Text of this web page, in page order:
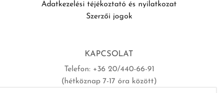
Adatkezelési téjékoztató és nyilatkozat
Szerzői jogok
KAPCSOLAT
Telefon: +36 20/440-66-91
(hétköznap 7-17 óra között)